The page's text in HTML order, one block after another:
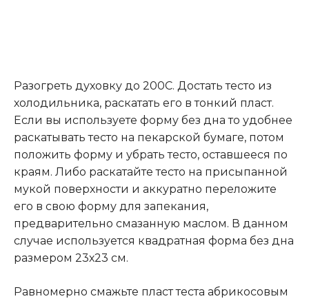
Разогреть духовку до 200С. Достать тесто из
холодильника, раскатать его в тонкий пласт.
Если вы используете форму без дна то удобнее
раскатывать тесто на пекарской бумаге, потом
положить форму и убрать тесто, оставшееся по
краям. Либо раскатайте тесто на присыпанной
мукой поверхности и аккуратно переложите
его в свою форму для запекания,
предварительно смазанную маслом. В данном
случае используется квадратная форма без дна
размером 23х23 см.
Равномерно смажьте пласт теста абрикосовым